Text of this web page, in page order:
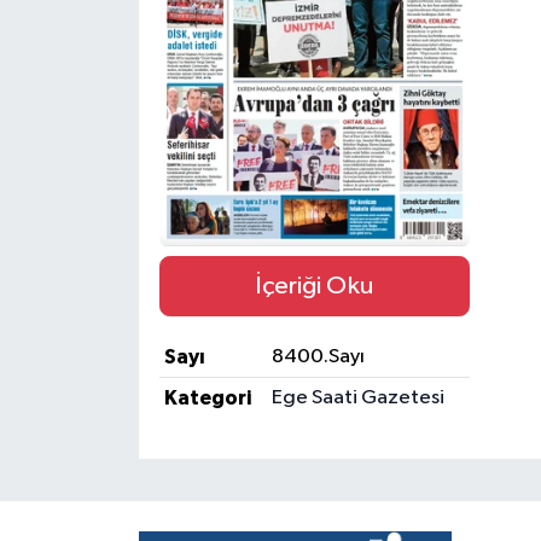
İçeriği Oku
Sayı
8400.Sayı
Kategori
Ege Saati Gazetesi